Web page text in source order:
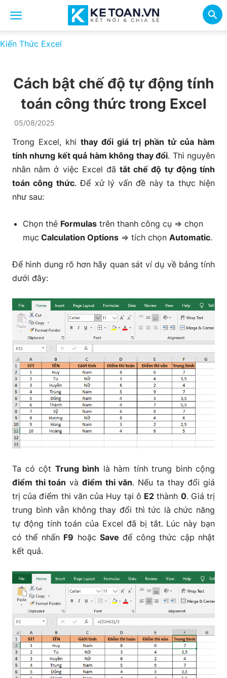
Kiến Thức Excel
Cách bật chế độ tự động tính
toán công thức trong Excel
05/08/2025
Trong Excel, khi thay đổi giá trị phần tử của hàm
tính nhưng kết quả hàm không thay đổi. Thì nguyên
nhân nằm ở việc Excel đãtắt chế độ tự động tính
toán công thức. Để xử lý vấn đề này ta thực hiện
như sau:
Chọn thẻ Formulas trên thanh công cụ => chọn
mục Calculation Options => tích chọn Automatic.
Để hình dung rõ hơn hãy quan sát ví dụ về bảng tính
dưới đây:
Ta có cột Trung bình là hàm tính trung bình cộng
điểm thi toán và điểm thi văn. Nếu ta thay đổi giá
trị của điểm thi văn của Huy tại ô E2 thành 0. Giá trị
trung bình vẫn không thay đổi thì tức là chức năng
tự động tính toán của Excel đã bị tắt. Lúc này bạn
có thể nhấn F9 hoặcSave để công thức cập nhật
kết quả.